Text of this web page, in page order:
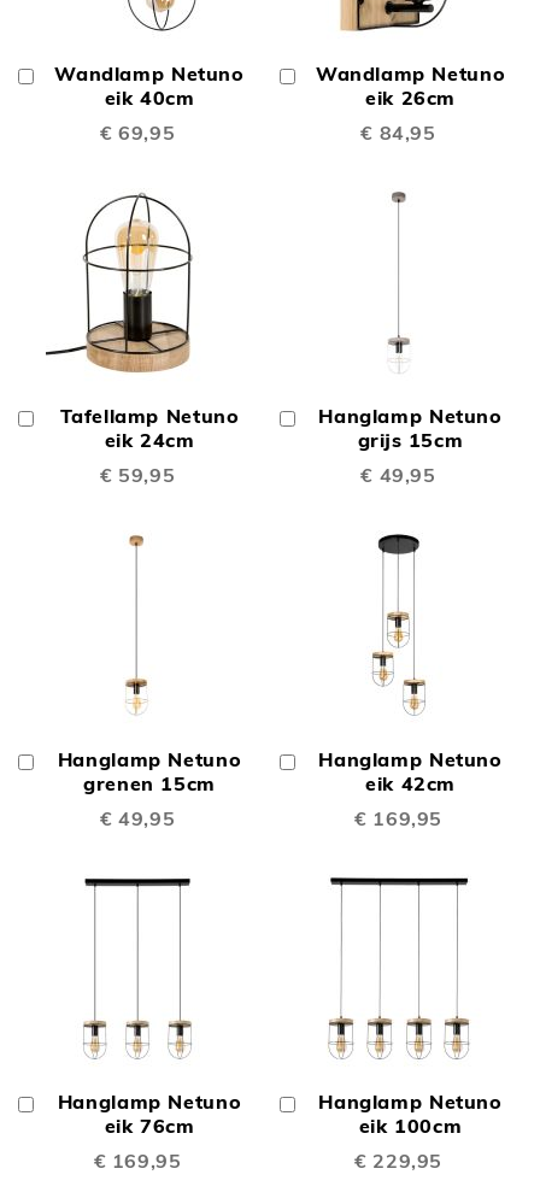
Wandlamp Netuno
eik 40cm
€ 69,95
In
Winkelwagen
Wandlamp Netuno
eik 26cm
€ 84,95
Winkelwagen
Tafellamp Netuno
eik 24cm
€ 59,95
Winkelwagen
Hanglamp Netuno
grijs 15cm
€ 49,95
Winkelwagen
Hanglamp Netuno
grenen 15cm
€ 49,95
Winkelwagen
Hanglamp Netuno
eik 42cm
€ 169,95
Winkelwagen
Hanglamp Netuno
eik 76cm
€ 169,95
Winkelwagen
Hanglamp Netuno
eik 100cm
€ 229,95
Winkelwagen